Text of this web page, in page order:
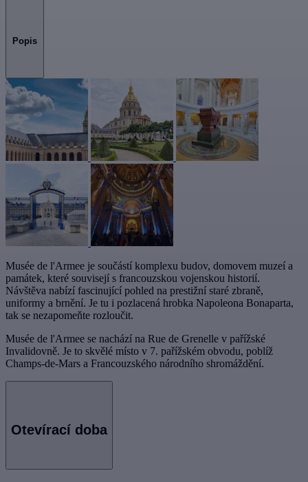
Popis
Musée de l'Armee je součástí komplexu budov, domovem muzeí a
památek, které souvisejí s francouzskou vojenskou historií.
Návštěva nabízí fascinující pohled na prestižní staré zbraně,
uniformy a brnění. Je tu i pozlacená hrobka Napoleona Bonaparta,
tak se nezapomeňte rozloučit.
Musée de l'Armee se nachází na Rue de Grenelle v pařížské
Invalidovně. Je to skvělé místo v 7. pařížském obvodu, poblíž
Champs-de-Mars a Francouzského národního shromáždění.
Otevírací doba